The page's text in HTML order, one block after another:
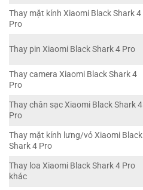
Thay mặt kính Xiaomi Black Shark 4
Pro
Thay pin Xiaomi Black Shark 4 Pro
Thay camera Xiaomi Black Shark 4
Pro
Thay chân sạc Xiaomi Black Shark 4
Pro
Thay mặt kính lưng/vỏ Xiaomi Black
Shark 4 Pro
Thay loa Xiaomi Black Shark 4 Pro
khác